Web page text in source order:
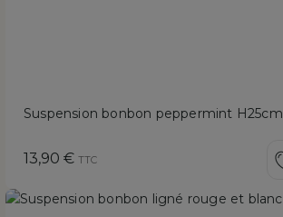
Suspension bonbon peppermint H25cm
Prix
13,90 € TTC